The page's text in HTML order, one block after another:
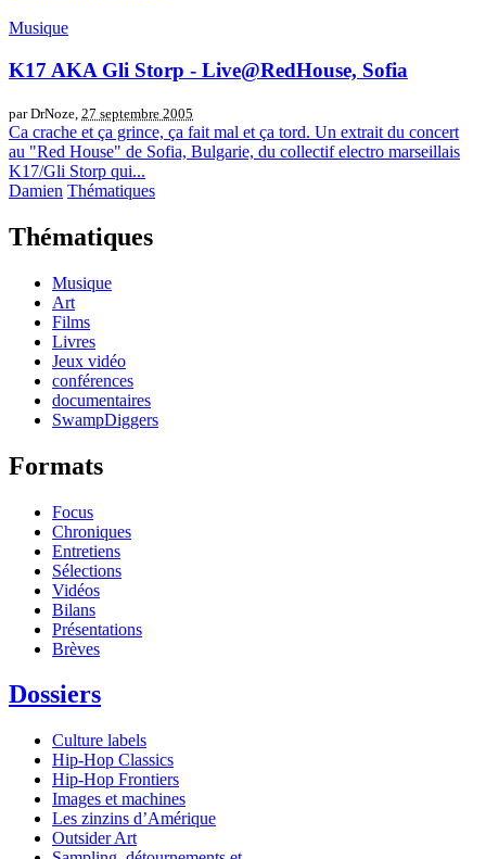
Musique
K17 AKA Gli Storp - Live@RedHouse, Sofia
par DrNoze, 27 septembre 2005
Ca crache et ça grince, ça fait mal et ça tord. Un extrait du concert
au "Red House" de Sofia, Bulgarie, du collectif electro marseillais
K17/Gli Storp qui...
Damien Thématiques
Thématiques
Musique
Art
Films
Livres
Jeux vidéo
conférences
documentaires
SwampDiggers
Formats
Focus
Chroniques
Entretiens
Sélections
Vidéos
Bilans
Présentations
Brèves
Dossiers
Culture labels
Hip-Hop Classics
Hip-Hop Frontiers
Images et machines
Les zinzins d’Amérique
Outsider Art